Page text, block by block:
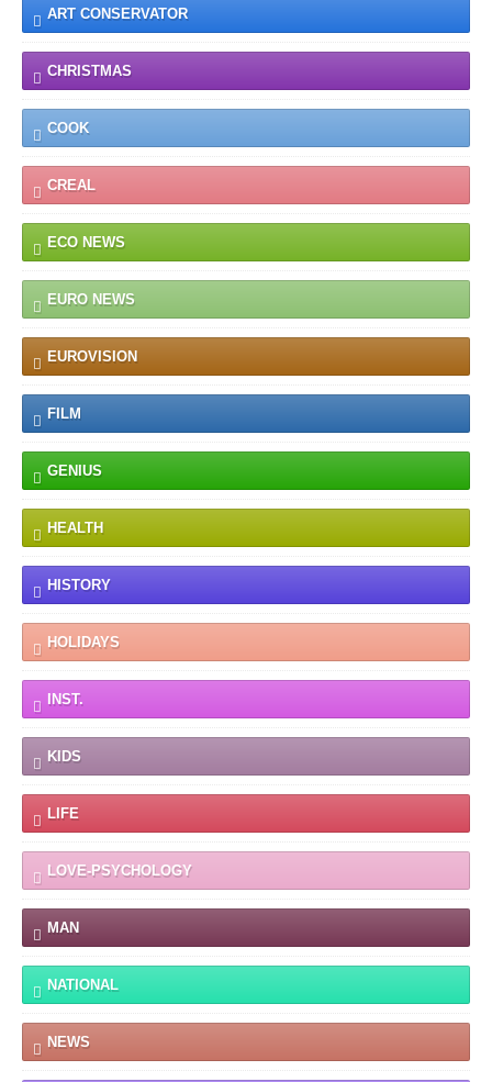
ART CONSERVATOR
CHRISTMAS
COOK
CREAL
ECO NEWS
EURO NEWS
EUROVISION
FILM
GENIUS
HEALTH
HISTORY
HOLIDAYS
INST.
KIDS
LIFE
LOVE-PSYCHOLOGY
MAN
NATIONAL
NEWS